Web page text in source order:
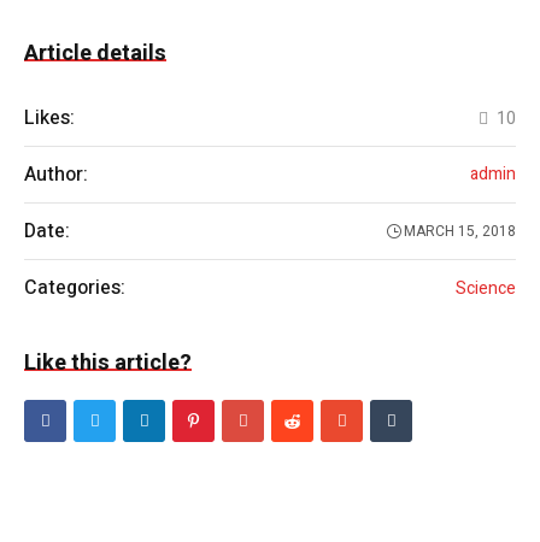
Article details
Likes: 10
Author: admin
Date: MARCH 15, 2018
Categories: Science
Like this article?